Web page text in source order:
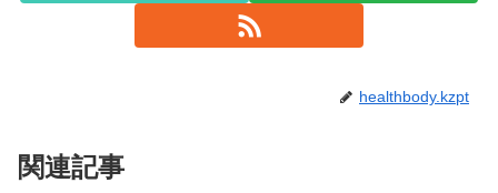
healthbody.kzpt
関連記事